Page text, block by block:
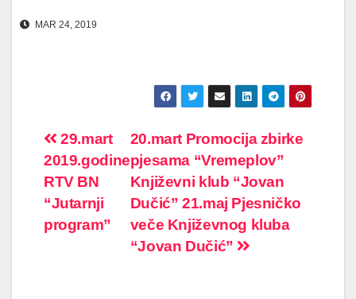
MAR 24, 2019
Post
navigation
20.mart Promocija zbirke
pjesama “Vremeplov”
Književni klub “Jovan
Dučić” 21.maj Pjesničko
veče Književnog kluba
“Jovan Dučić”
29.mart
2019.godine
RTV BN
“Jutarnji
program”